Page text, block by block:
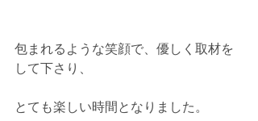
包まれるような笑顔で、優しく取材を
して下さり、
とても楽しい時間となりました。